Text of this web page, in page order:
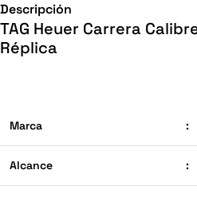
Descripción
TAG Heuer Carrera
Réplica
Marca :
Alcance :